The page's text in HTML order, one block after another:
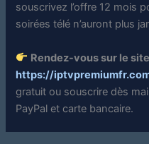
souscrivez l’offre 12 mois
soirées télé n’auront plus
Rendez-vous sur le
https://
gratuit ou souscrire dès
PayPal et carte bancaire.